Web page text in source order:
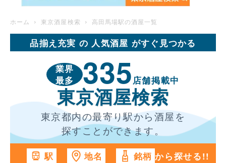
ホーム 東京酒屋検索 高田馬場駅の酒屋一覧
品揃え充実 の 人気酒屋 がすぐ見つかる
業界
最多
335店舗掲載中
東京酒屋検索
東京都内の最寄り駅から酒屋を
探すことができます。
駅 地名 銘柄 から探せる!!